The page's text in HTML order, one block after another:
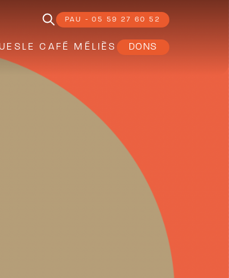
PAU - 05 59 27 60 52
LE CAFÉ MÉLIÈS DONS